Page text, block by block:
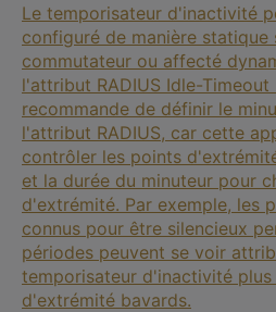
Le temporisateur d'inactivité
configuré de manière
commutateur ou affecté
l'attribut RADIUS Idle-
recommande de définir le
l'attribut RADIUS, car cette
contrôler les points
et la durée du minuteur pour
d'extrémité. Par exemple, les
connus pour être silencieux
périodes peuvent se voir
temporisateur d'inactivité
d'extrémité bavards.